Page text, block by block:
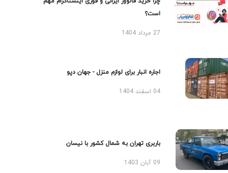
است؟
27 مرداد 1404
اجاره انبار برای لوازم منزل - جهان دپو
04 اسفند 1404
باربری تهران به شمال کشور با نیسان
09 آبان 1403